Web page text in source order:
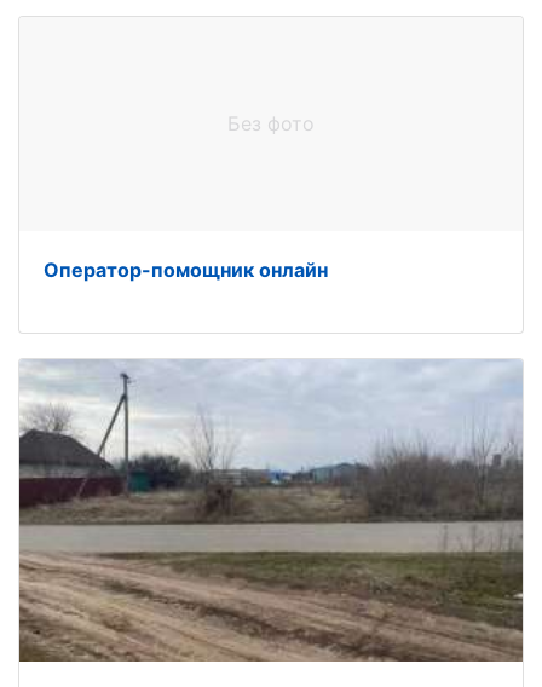
Без фото
Оператор-помощник онлайн